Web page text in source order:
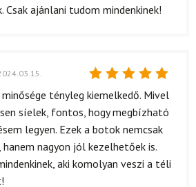
ajánlani tudom mindenkinek!
Értékelés:
tényleg kiemelkedő. Mivel
síelek, fontos, hogy megbízható
legyen. Ezek a botok nemcsak
hanem nagyon jól kezelhetőek is.
aki komolyan veszi a téli